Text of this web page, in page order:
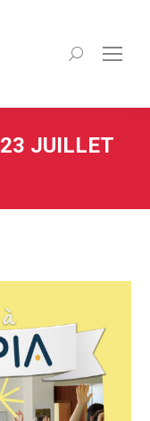
Recherche
23 JUILLET